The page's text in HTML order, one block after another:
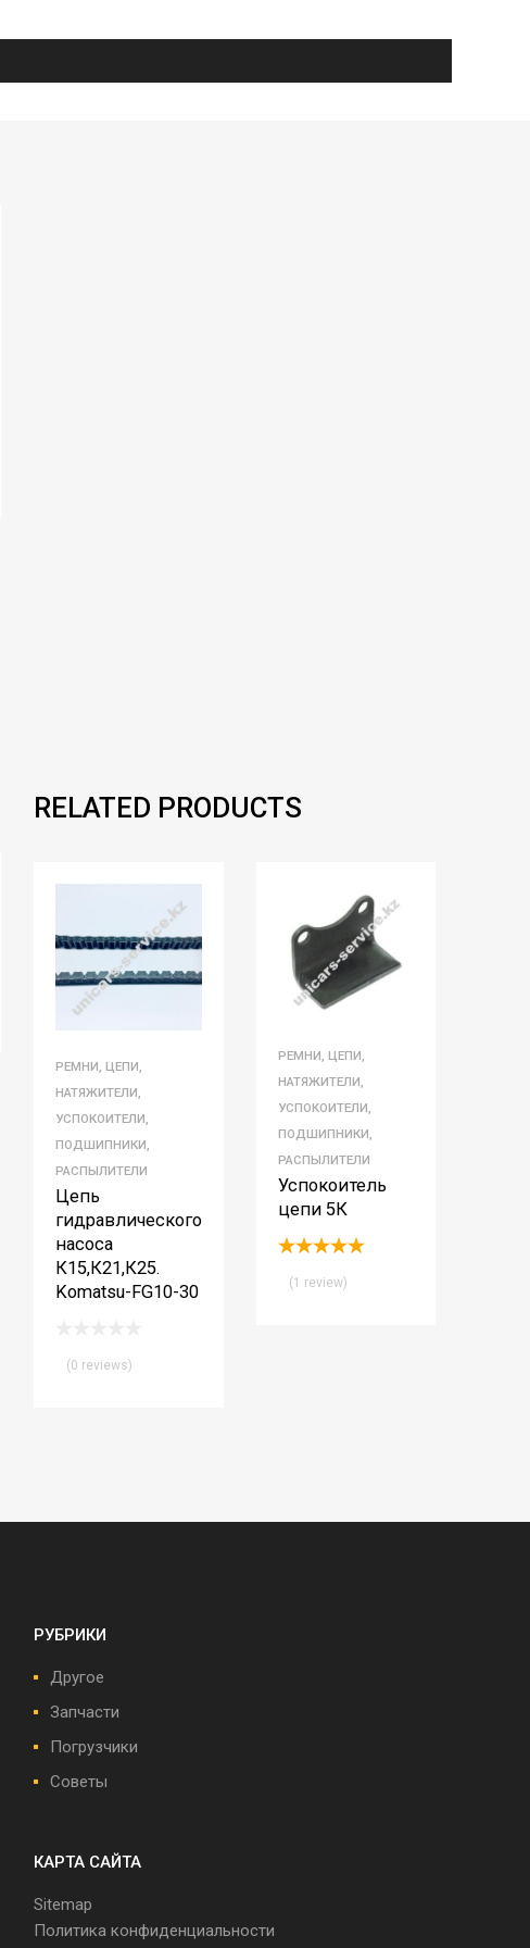
RELATED PRODUCTS
РЕМНИ, ЦЕПИ,
НАТЯЖИТЕЛИ,
УСПОКОИТЕЛИ,
ПОДШИПНИКИ,
РАСПЫЛИТЕЛИ
Цепь
гидравлического
насоса
К15,К21,К25.
Komatsu-FG10-30
(0 reviews)
РЕМНИ, ЦЕПИ,
НАТЯЖИТЕЛИ,
УСПОКОИТЕЛИ,
ПОДШИПНИКИ,
РАСПЫЛИТЕЛИ
Успокоитель
цепи 5К
out of 5
(1 review)
РУБРИКИ
Другое
Запчасти
Погрузчики
Советы
КАРТА САЙТА
Sitemap
Политика конфиденциальности